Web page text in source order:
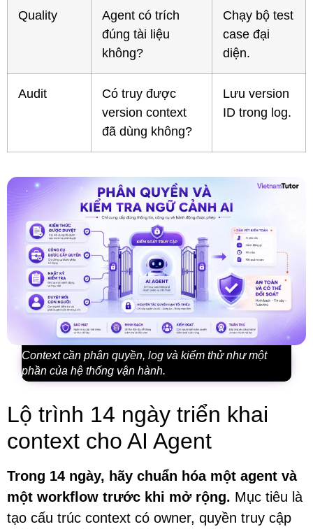
Quality
Agent có trích
đúng tài liệu
không?
Chạy bộ test
case đại
diện.
Audit
Có truy được
version context
đã dùng không?
Lưu version
ID trong log.
Context cần phân quyền, log và kiểm thử như một
phần của hệ thống vận hành.
Lộ trình 14 ngày triển khai
context cho AI Agent
Trong 14 ngày, hãy chuẩn hóa một agent và
một workflow trước khi mở rộng. Mục tiêu là
tạo cấu trúc context có owner, quyền truy cập